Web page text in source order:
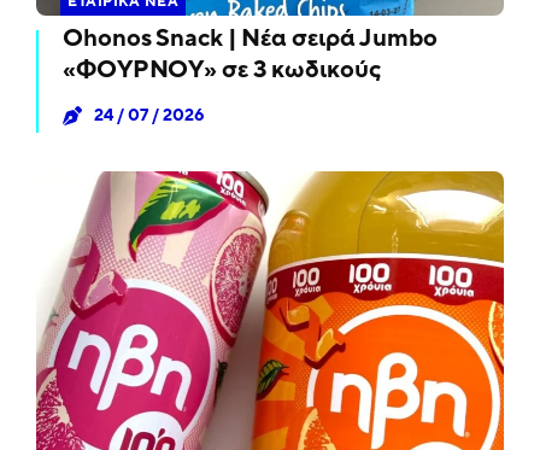
Ohonos Snack | Νέα σειρά Jumbo
«ΦΟΥΡΝΟΥ» σε 3 κωδικούς
24 / 07 / 2026